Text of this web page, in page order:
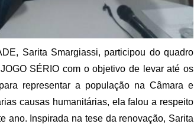
Sarita Smargiassi, participou do quadro
SÉRIO com o objetivo de levar até os
representar a população na Câmara e
causas humanitárias, ela falou a respeito
ano. Inspirada na tese da renovação, Sarita